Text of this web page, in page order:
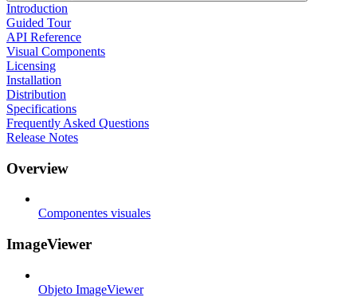
Introduction
Guided Tour
API Reference
Visual Components
Licensing
Installation
Distribution
Specifications
Frequently Asked Questions
Release Notes
Overview
Componentes visuales
ImageViewer
Objeto ImageViewer